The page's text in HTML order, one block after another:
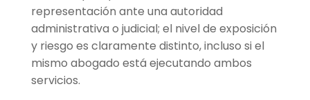
representación ante una autoridad
administrativa o judicial; el nivel de exposición
y riesgo es claramente distinto, incluso si el
mismo abogado está ejecutando ambos
servicios.